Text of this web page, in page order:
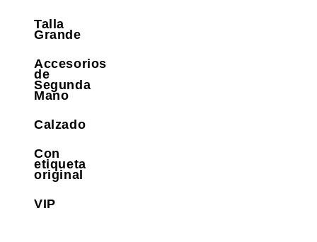
Talla
Grande
Accesorios
de
Segunda
Mano
Calzado
Con
etiqueta
original
VIP